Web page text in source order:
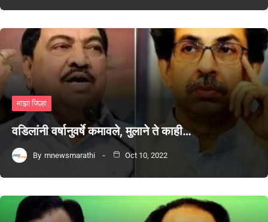
माझा जिल्हा
वडिलांनी वर्षानुवर्षे कमावले, मुलाने ते काही…
By mnewsmarathi Oct 10, 2022